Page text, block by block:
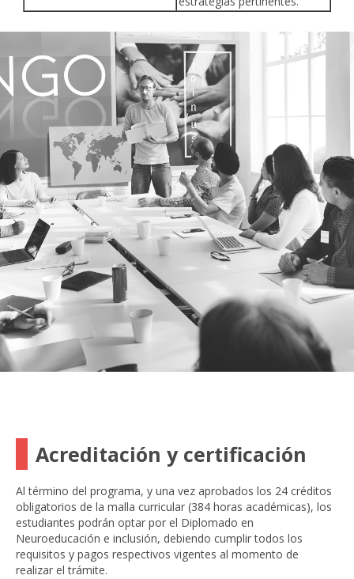
Acreditación y certificación
Al término del programa, y una vez aprobados los 24 créditos
obligatorios de la malla curricular (384 horas académicas), los
estudiantes podrán optar por el Diplomado en
Neuroeducación e inclusión, debiendo cumplir todos los
requisitos y pagos respectivos vigentes al momento de
realizar el trámite.